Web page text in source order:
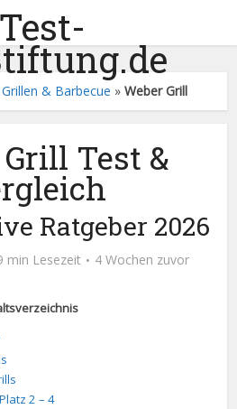
Grillen & Barbecue »Weber Grill
Test &
Ratgeber 2026
min Lesezeit 4 Wochen zuvor
2 – 4